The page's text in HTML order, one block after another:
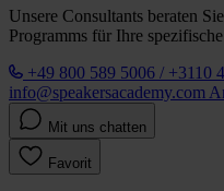
Unsere Consultants beraten
Programms für Ihre
+49 800 589 5006 / +3110
info@speakersacademy.com
Mit uns chatten
Favorit